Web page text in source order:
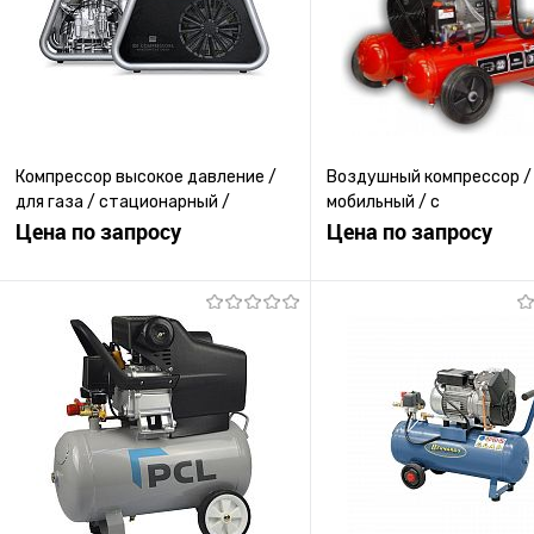
Компрессор высокое давление /
для газа / стационарный /
переносной
Цена по запросу
Запросить цену
Купить в 1 клик
К сравнению
В избранное
Под заказ
Воздушный компрессор /
мобильный / с
электродвигателем /
Цена по запросу
Запросить
Купить в 1 клик
К
В избранное
Под